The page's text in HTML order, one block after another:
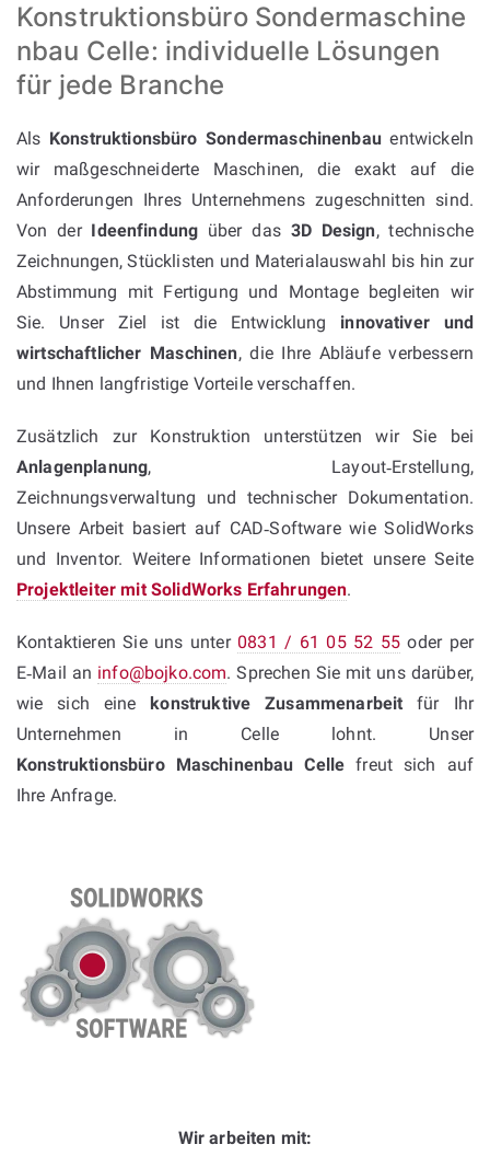
Konstruktionsbüro Sondermaschine
nbau Celle: individuelle Lösungen
für jede Branche
Als Konstruktionsbüro Sondermaschinenbauentwickeln
wir maßgeschneiderte Maschinen, die exakt auf die
Anforderungen Ihres Unternehmens zugeschnitten sind.
Von der Ideenfindung über das 3D Design, technische
Zeichnungen, Stücklisten und Materialauswahl bis hin zur
Abstimmung mit Fertigung und Montage begleiten wir
Sie. Unser Ziel ist die Entwicklung innovativer und
wirtschaftlicher Maschinen, die Ihre Abläufe verbessern
und Ihnen langfristige Vorteile verschaffen.
Zusätzlich zur Konstruktion unterstützen wir Sie bei
Anlagenplanung, Layout‑Erstellung,
Zeichnungsverwaltung und technischer Dokumentation.
Unsere Arbeit basiert auf CAD‑Software wie SolidWorks
und Inventor. Weitere Informationen bietet unsere Seite
Projektleiter mit SolidWorks Erfahrungen.
Kontaktieren Sie uns unter0831 / 61 05 52 55 oder per
E‑Mail an info@bojko.com. Sprechen Sie mit uns darüber,
wie sich eine
konstruktive Zusammenarbeit für Ihr
Unternehmen in Celle lohnt. Unser
Konstruktionsbüro Maschinenbau Celle freut sich auf
Ihre Anfrage.
Wir arbeiten mit: